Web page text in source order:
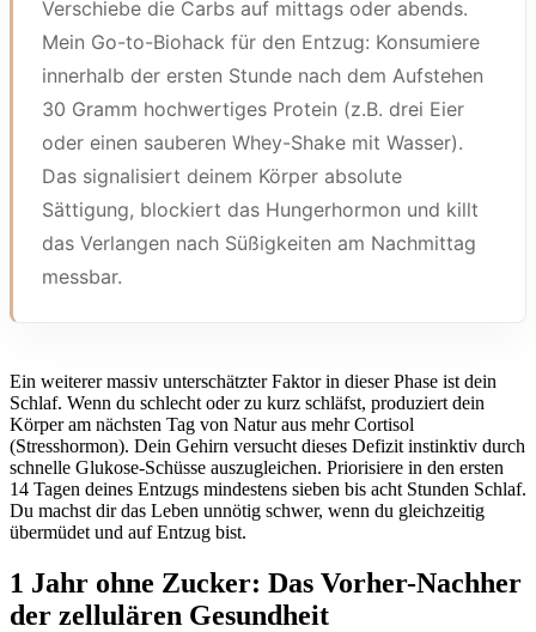
Verschiebe die Carbs auf mittags oder abends.
Mein Go-to-Biohack für den Entzug: Konsumiere
innerhalb der ersten Stunde nach dem Aufstehen
30 Gramm hochwertiges Protein (z.B. drei Eier
oder einen sauberen Whey-Shake mit Wasser).
Das signalisiert deinem Körper absolute
Sättigung, blockiert das Hungerhormon und killt
das Verlangen nach Süßigkeiten am Nachmittag
messbar.
Ein weiterer massiv unterschätzter Faktor in dieser Phase ist dein
Schlaf. Wenn du schlecht oder zu kurz schläfst, produziert dein
Körper am nächsten Tag von Natur aus mehr Cortisol
(Stresshormon). Dein Gehirn versucht dieses Defizit instinktiv durch
schnelle Glukose-Schüsse auszugleichen. Priorisiere in den ersten
14 Tagen deines Entzugs mindestens sieben bis acht Stunden Schlaf.
Du machst dir das Leben unnötig schwer, wenn du gleichzeitig
übermüdet und auf Entzug bist.
1 Jahr ohne Zucker: Das Vorher-Nachher
der zellulären Gesundheit